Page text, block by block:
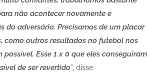
não acontecer novamente e
do adversário. Precisamos de um placar
como outros resultados no futebol nos
possível. Esse 1 x 0 que eles conseguiram
de ser revertido”, disse.